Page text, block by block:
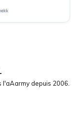
l'aAarmy depuis 2006.